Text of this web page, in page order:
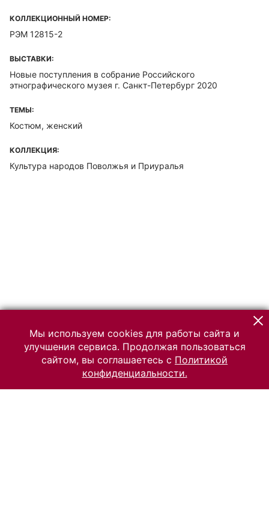
КОЛЛЕКЦИОННЫЙ НОМЕР:
РЭМ 12815-2
ВЫСТАВКИ:
Новые поступления в собрание Российского
этнографического музея г. Санкт-Петербург 2020
ТЕМЫ:
Костюм, женский
КОЛЛЕКЦИЯ:
Культура народов Поволжья и Приуралья
Мы используем cookies для работы сайта и
улучшения сервиса. Продолжая пользоваться
сайтом, вы соглашаетесь с Политикой
конфиденциальности.